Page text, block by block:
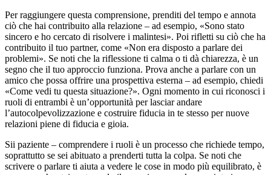
Per raggiungere questa comprensione, prenditi del tempo e annota
ciò che hai contribuito alla relazione – ad esempio, «Sono stato
sincero e ho cercato di risolvere i malintesi». Poi rifletti su ciò che ha
contribuito il tuo partner, come «Non era disposto a parlare dei
problemi». Se noti che la riflessione ti calma o ti dà chiarezza, è un
segno che il tuo approccio funziona. Prova anche a parlare con un
amico che possa offrire una prospettiva esterna – ad esempio, chiedi
«Come vedi tu questa situazione?». Ogni momento in cui riconosci i
ruoli di entrambi è un’opportunità per lasciar andare
l’autocolpevolizzazione e costruire fiducia in te stesso per nuove
relazioni piene di fiducia e gioia.
Sii paziente – comprendere i ruoli è un processo che richiede tempo,
soprattutto se sei abituato a prenderti tutta la colpa. Se noti che
scrivere o parlare ti aiuta a vedere le cose in modo più equilibrato, è